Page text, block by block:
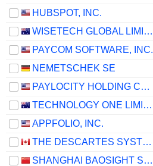
HUBSPOT, INC.
WISETECH GLOBAL LIMITED
PAYCOM SOFTWARE, INC.
NEMETSCHEK SE
PAYLOCITY HOLDING CORPORATION
TECHNOLOGY ONE LIMITED
APPFOLIO, INC.
THE DESCARTES SYSTEMS GROUP INC.
SHANGHAI BAOSIGHT SOFTWARE CO.,LTD.